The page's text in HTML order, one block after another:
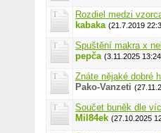
Rozdiel medzi
kabaka (21.7.2019
Spuštění makra x
pepča (3.11.2025
Znáte nějaké dobré
Pako-Vanzeti
Součet buněk dle
Mil84ek (27.10.2025